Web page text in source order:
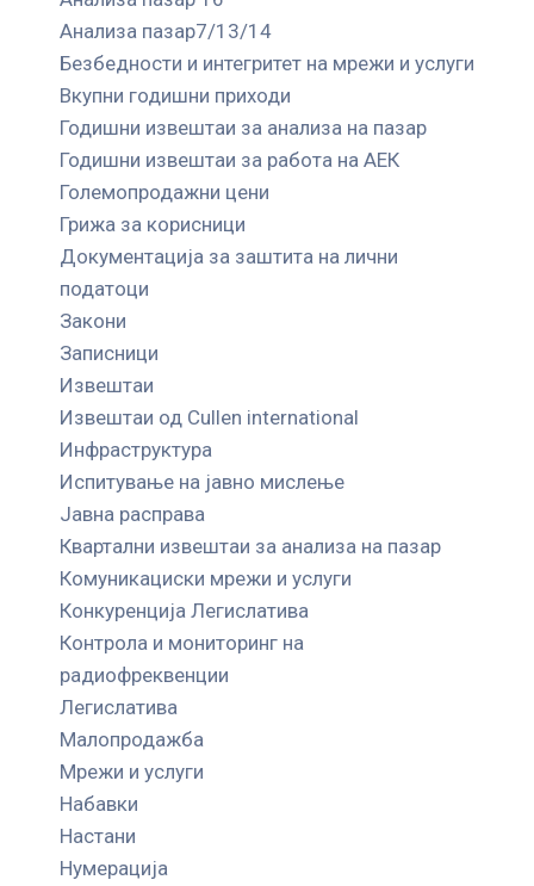
Анализа пазар7/13/14
Безбедности и интегритет на мрежи и услуги
Вкупни годишни приходи
Годишни извештаи за анализа на пазар
Годишни извештаи за работа на АЕК
Големопродажни цени
Грижа за корисници
Документација за заштита на лични
податоци
Закони
Записници
Извештаи
Извештаи од Cullen international
Инфраструктура
Испитување на јавно мислење
Јавна расправа
Квартални извештаи за анализа на пазар
Комуникациски мрежи и услуги
Конкуренција Легислатива
Контрола и мониторинг на
радиофреквенции
Легислатива
Малопродажба
Мрежи и услуги
Набавки
Настани
Нумерација